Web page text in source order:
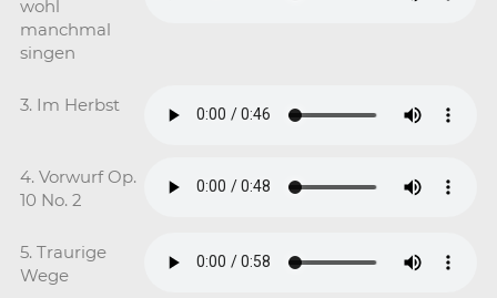
wohl
manchmal
singen
3. Im Herbst
4. Vorwurf Op.
10 No. 2
5. Traurige
Wege